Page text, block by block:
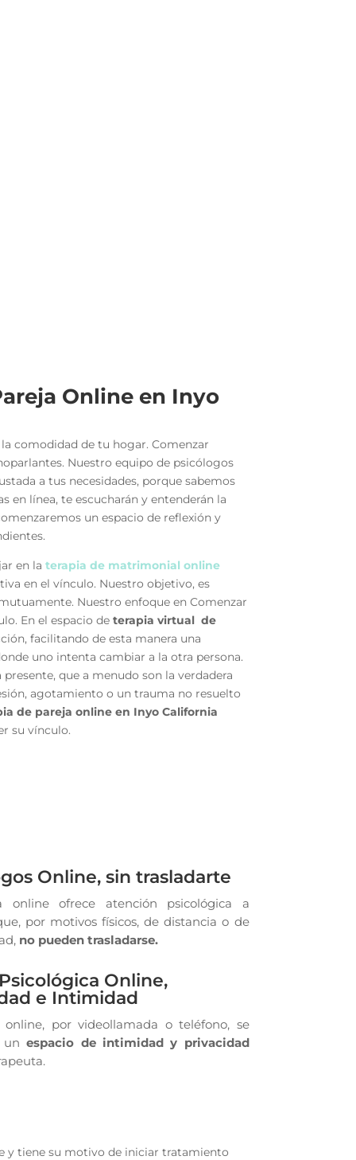
Online en Inyo
comodidad de tu hogar. Comenzar
Nuestro equipo de psicólogos
a tus necesidades, porque sabemos
en línea, te escucharán y entenderán la
un espacio de reflexión y
en la terapia de matrimonial online
en el vínculo. Nuestro objetivo, es
Nuestro enfoque en Comenzar
En el espacio de terapia virtual de
facilitando de esta manera una
uno intenta cambiar a la otra persona.
que a menudo son la verdadera
agotamiento o un trauma no resuelto
de pareja online en Inyo California
su vínculo.
Online, sin trasladarte
online ofrece atención psicológica a
por motivos físicos, de distancia o de
no pueden trasladarse.
Online,
e Intimidad
online, por videollamada o teléfono, se
unespacio de intimidad y privacidad
y tiene su motivo de iniciar tratamiento